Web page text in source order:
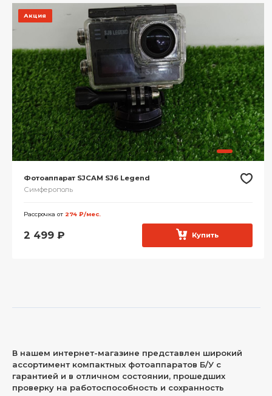
Акция
Фотоаппарат SJCAM SJ6 Legend
Симферополь
Рассрочка от 274 ₽/мес.
2 499 ₽ Купить
В нашем интернет-магазине представлен широкий
ассортимент компактных фотоаппаратов Б/У с
гарантией и в отличном состоянии, прошедших
проверку на работоспособность и сохранность